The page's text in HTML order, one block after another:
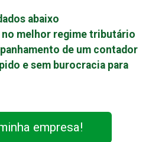
abaixo
no melhor regime tributário
de um contador
e sem burocracia para
empresa!